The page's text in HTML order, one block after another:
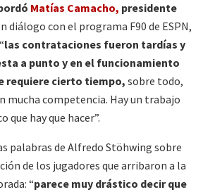
Matías Camacho, presidente
diálogo con el programa F90 de ESPN,
las contrataciones fueron tardías y
a punto y en el funcionamiento
requiere cierto tiempo, sobre todo,
mucha competencia. Hay un trabajo
que hay que hacer”.
palabras de Alfredo Stöhwing sobre
de los jugadores que arribaron a la
“parece muy drástico decir que